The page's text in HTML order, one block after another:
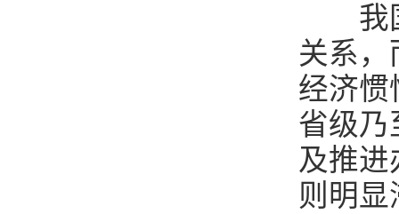
我国
关系，
经济惯
省级乃
及推进
则明